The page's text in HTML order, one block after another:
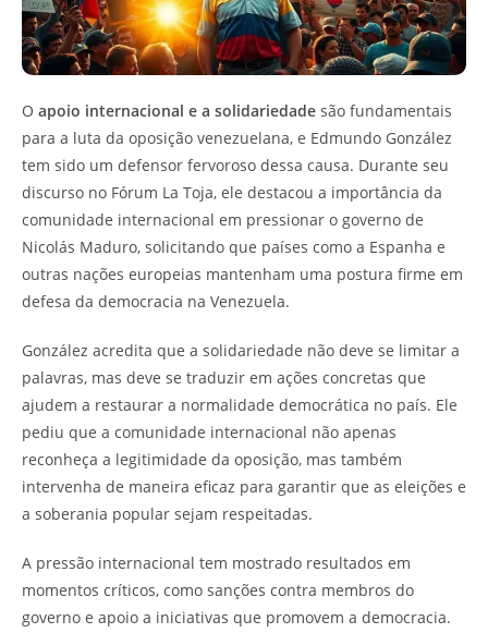
O apoio internacional e a solidariedade são fundamentais
para a luta da oposição venezuelana, e Edmundo González
tem sido um defensor fervoroso dessa causa. Durante seu
discurso no Fórum La Toja, ele destacou a importância da
comunidade internacional em pressionar o governo de
Nicolás Maduro, solicitando que países como a Espanha e
outras nações europeias mantenham uma postura firme em
defesa da democracia na Venezuela.
González acredita que a solidariedade não deve se limitar a
palavras, mas deve se traduzir em ações concretas que
ajudem a restaurar a normalidade democrática no país. Ele
pediu que a comunidade internacional não apenas
reconheça a legitimidade da oposição, mas também
intervenha de maneira eficaz para garantir que as eleições e
a soberania popular sejam respeitadas.
A pressão internacional tem mostrado resultados em
momentos críticos, como sanções contra membros do
governo e apoio a iniciativas que promovem a democracia.